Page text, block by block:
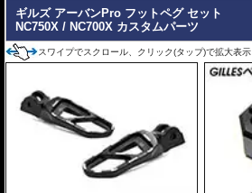
ギルズ アーバンPro フットペグ セット
NC750X / NC700X カスタムパーツ
スワイプでスクロール、クリック(タップ)で拡大表示